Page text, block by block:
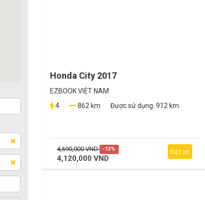
Honda City 2017
EZBOOK VIỆT NAM
4
862 km Được sử dụng: 912 km
4,690,000 VND -13%
4,120,000 VND
Đặt xe